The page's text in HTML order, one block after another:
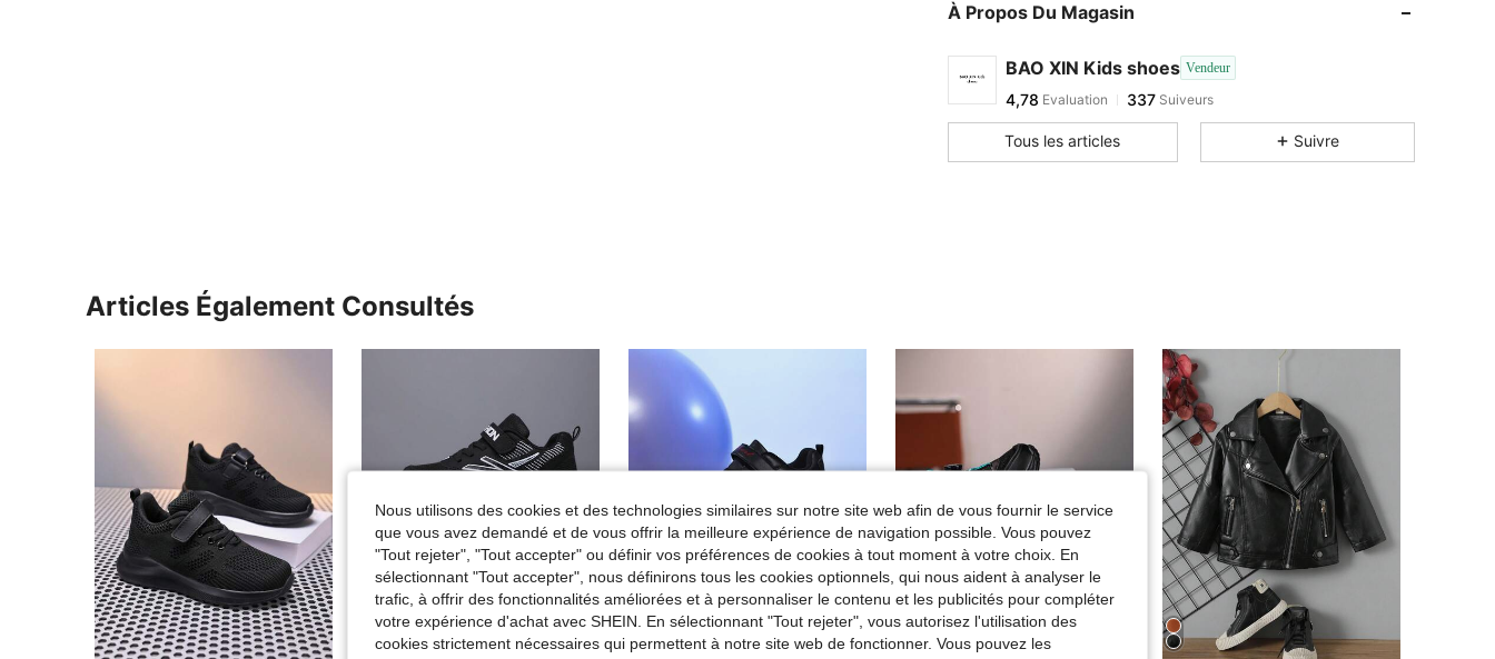
À Propos Du Magasin
BAO XIN Kids shoes Vendeur
4,78 Evaluation 337 Suiveurs
Tous les articles Suivre
Articles Également Consultés
4
Nous utilisons des cookies et des technologies similaires sur notre site web afin de vous fournir le service
que vous avez demandé et de vous offrir la meilleure expérience de navigation possible. Vous pouvez
"Tout rejeter", "Tout accepter" ou définir vos préférences de cookies à tout moment à votre choix. En
sélectionnant "Tout accepter", nous définirons tous les cookies optionnels, qui nous aident à analyser le
trafic, à offrir des fonctionnalités améliorées et à personnaliser le contenu et les publicités pour compléter
votre expérience d'achat avec SHEIN. En sélectionnant "Tout rejeter", vous autorisez l'utilisation des
cookies strictement nécessaires qui permettent à notre site web de fonctionner. Vous pouvez les